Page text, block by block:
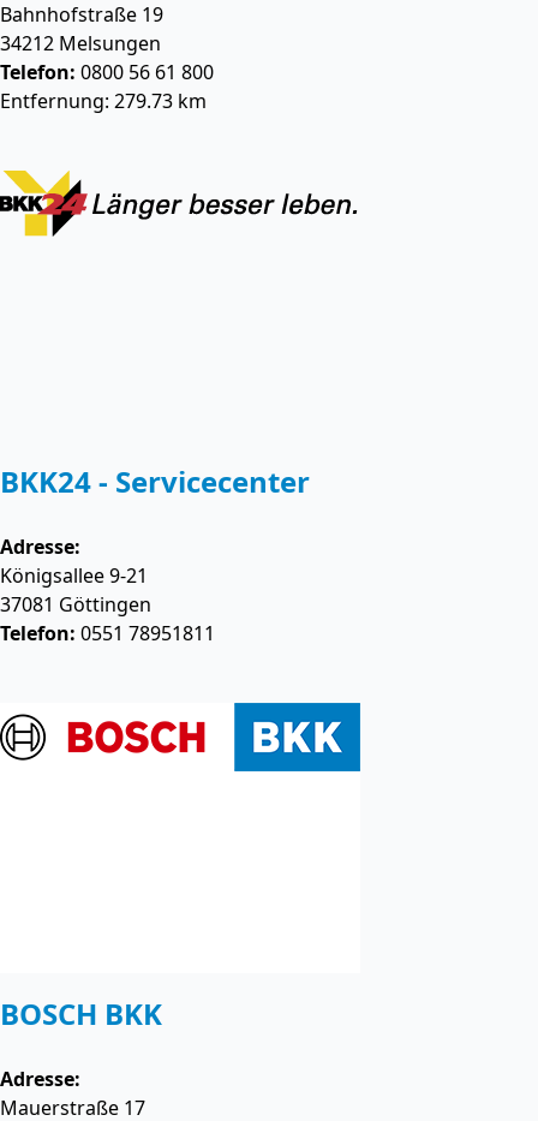
Bahnhofstraße 19
34212 Melsungen
Telefon: 0800 56 61 800
Entfernung: 279.73 km
BKK24 - Servicecenter
Adresse:
Königsallee 9-21
37081 Göttingen
Telefon: 0551 78951811
BOSCH BKK
Adresse:
Mauerstraße 17